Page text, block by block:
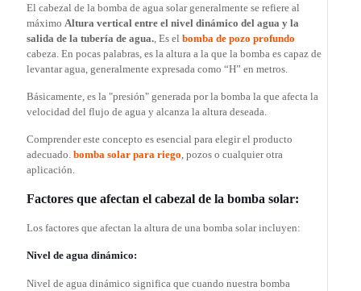
El cabezal de la bomba de agua solar generalmente se refiere al
máximo Altura vertical entre el nivel dinámico del agua y la
salida de la tubería de agua. , Es el bomba de pozo profundo
cabeza. En pocas palabras, es la altura a la que la bomba es capaz de
levantar agua, generalmente expresada como “H” en metros.
Básicamente, es la "presión" generada por la bomba la que afecta la
velocidad del flujo de agua y alcanza la altura deseada.
Comprender este concepto es esencial para elegir el producto
adecuado. bomba solar para riego , pozos o cualquier otra
aplicación.
Factores que afectan el cabezal de la bomba solar:
Los factores que afectan la altura de una bomba solar incluyen:
Nivel de agua dinámico:
Nivel de agua dinámico significa que cuando nuestra bomba